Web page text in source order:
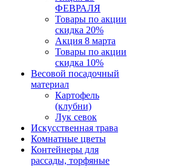
ФЕВРАЛЯ
Товары по акции
скидка 20%
Акция 8 марта
Товары по акции
скидка 10%
Весовой посадочный
материал
Картофель
(клубни)
Лук севок
Искусственная трава
Комнатные цветы
Контейнеры для
рассады, торфяные